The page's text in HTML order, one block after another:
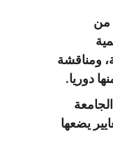
من
ومناقشة
دوريا.
يضعها